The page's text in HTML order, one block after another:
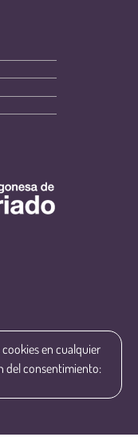
en cualquier
del consentimiento: